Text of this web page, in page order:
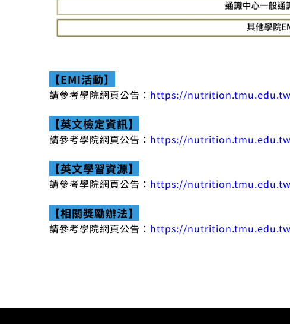
【EMI活動】
請參考學院網頁公告： https://
【英文檢定資訊】
請參考學院網頁公告： https://
【英文學習資源】
請參考學院網頁公告： https://
【相關獎勵辦法】
請參考學院網頁公告： https://